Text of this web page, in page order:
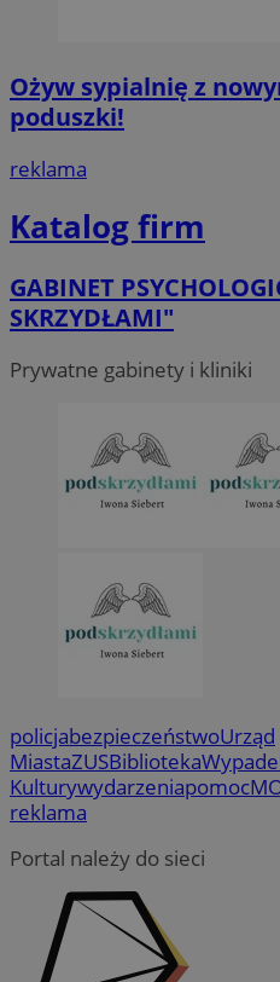
Ożyw sypialnię z
poduszki!
reklama
Katalog firm
GABINET
SKRZYDŁAMI"
Prywatne gabinety i kliniki
policjabezpieczeństwoUrząd
MiastaZUSBiblioteka
Kulturywydarzeniapomoc
reklama
Portal należy do sieci